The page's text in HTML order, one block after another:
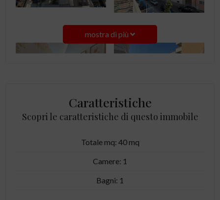
mostra di più
Caratteristiche
Scopri le caratteristiche di questo immobile
Totale mq: 40 mq
Camere: 1
Bagni: 1